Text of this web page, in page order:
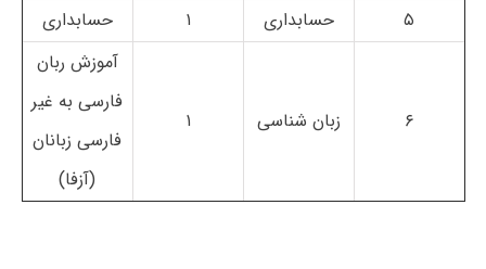
۵
حسابداری ۱ حسابداری
۶ زبان شناسی ۱
آموزش ربان
فارسی به غیر
فارسی زبانان
(آزفا)